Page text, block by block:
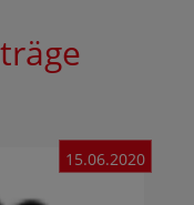
15.06.2020